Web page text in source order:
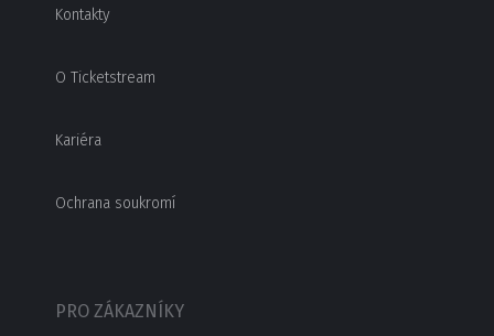
Kontakty
O Ticketstream
Kariéra
Ochrana soukromí
PRO ZÁKAZNÍKY